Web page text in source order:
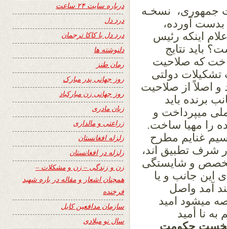
جمهوری، نسخـه
آورده،
اینکه رئیس
باید نتایج
که صلاحیت
تشکیلات دولتی
اصلاً از صلاحیت
برنده باید
میپرداخت و
را مهیا ساخت.
غنایم مطرح
شرف تطبیق اند،
و شایستگی
این جانب و یا
آمد واصل
میشود امید
نا أمید
نخست حکومت
درباره سایت ۲۴ ساعت
درد دل
درد دل با کاکا ترجمان
دلنوشته ها
رمان طنز
روز جهانی پدر مبارک
روز جهانی زن مبارکباد
زبان مادری
زراعتی و مالداری
زلزله افغانستان
زلزله در افغانستان
زن و زندگی – زن و مشکلات –
همچنان اشعار و مقاله در باره شهید
فرخنده
سازمان مدافعین کابل
سال نو میلادی